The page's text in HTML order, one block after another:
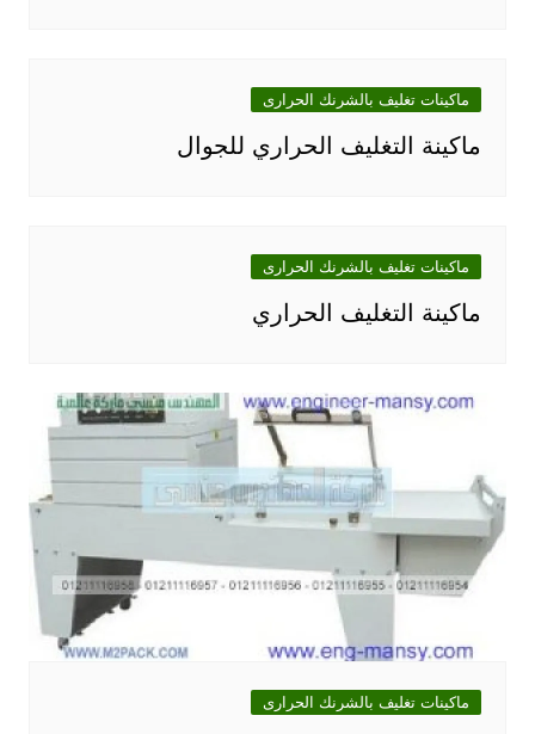
ماكينات تغليف بالشرنك الحرارى
ماكينة التغليف الحراري للجوال
ماكينات تغليف بالشرنك الحرارى
ماكينة التغليف الحراري
ماكينات تغليف بالشرنك الحرارى